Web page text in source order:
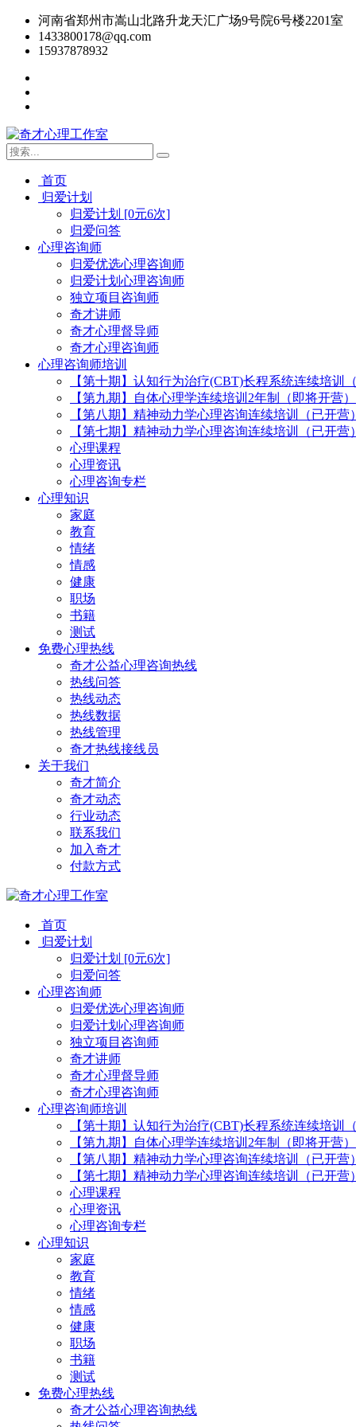
河南省郑州市嵩山北路升龙天汇广场9号院6号楼2201室
1433800178@qq.com
15937878932
首页
归爱计划
归爱计划 [0元6次]
归爱问答
心理咨询师
归爱优选心理咨询师
归爱计划心理咨询师
独立项目咨询师
奇才讲师
奇才心理督导师
奇才心理咨询师
心理咨询师培训
【第十期】认知行为治疗(CBT)长程系统连续培训
【第九期】自体心理学连续培训2年制（即将开营）
【第八期】精神动力学心理咨询连续培训（已开营）
【第七期】精神动力学心理咨询连续培训（已开营）
心理课程
心理资讯
心理咨询专栏
心理知识
家庭
教育
情绪
情感
健康
职场
书籍
测试
免费心理热线
奇才公益心理咨询热线
热线问答
热线动态
热线数据
热线管理
奇才热线接线员
关于我们
奇才简介
奇才动态
行业动态
联系我们
加入奇才
付款方式
首页
归爱计划
归爱计划 [0元6次]
归爱问答
心理咨询师
归爱优选心理咨询师
归爱计划心理咨询师
独立项目咨询师
奇才讲师
奇才心理督导师
奇才心理咨询师
心理咨询师培训
【第十期】认知行为治疗(CBT)长程系统连续培训
【第九期】自体心理学连续培训2年制（即将开营）
【第八期】精神动力学心理咨询连续培训（已开营）
【第七期】精神动力学心理咨询连续培训（已开营）
心理课程
心理资讯
心理咨询专栏
心理知识
家庭
教育
情绪
情感
健康
职场
书籍
测试
免费心理热线
奇才公益心理咨询热线